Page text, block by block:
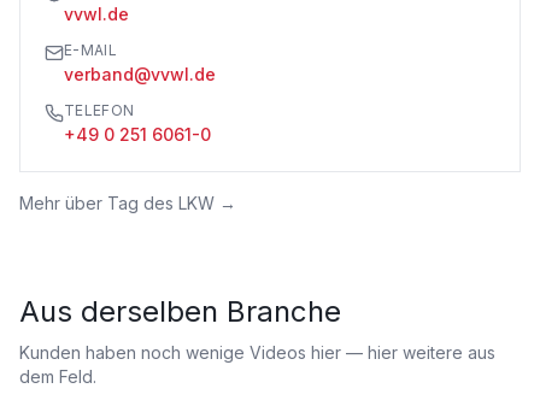
vvwl.de
E-MAIL
verband@vvwl.de
TELEFON
+49 0 251 6061-0
Mehr über Tag des LKW →
Aus derselben Branche
Kunden haben noch wenige Videos hier — hier weitere aus
dem Feld.